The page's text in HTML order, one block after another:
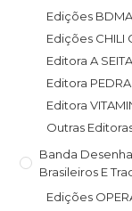
Edições
Edições CHILI
Editora A SEITA
Editora
Editora
Outras
Banda
Brasileiros E
Edições